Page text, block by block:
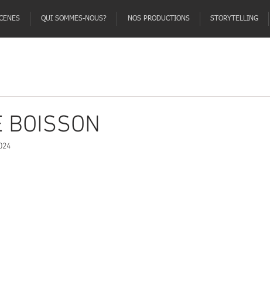
QUI SOMMES-NOUS? NOS PRODUCTIONS STORYTELLING
BOISSON